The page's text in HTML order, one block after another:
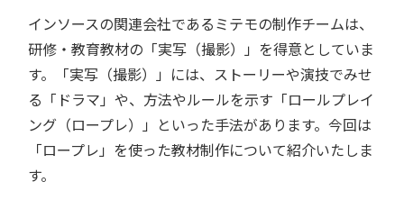
インソースの関連会社であるミテモの制作チームは、
研修・教育教材の「実写（撮影）」を得意としていま
す。「実写（撮影）」には、ストーリーや演技でみせ
る「ドラマ」や、方法やルールを示す「ロールプレイ
ング（ロープレ）」といった手法があります。今回は
「ロープレ」を使った教材制作について紹介いたしま
す。